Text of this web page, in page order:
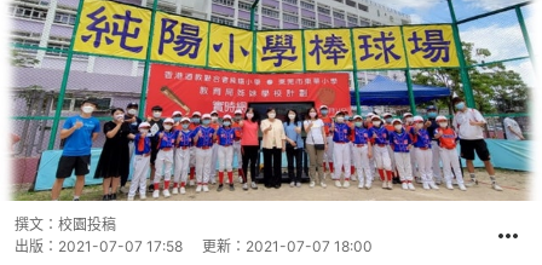
撰文： 校園投稿
出版： 2021-07-07 17:58 更新： 2021-07-07 18:00